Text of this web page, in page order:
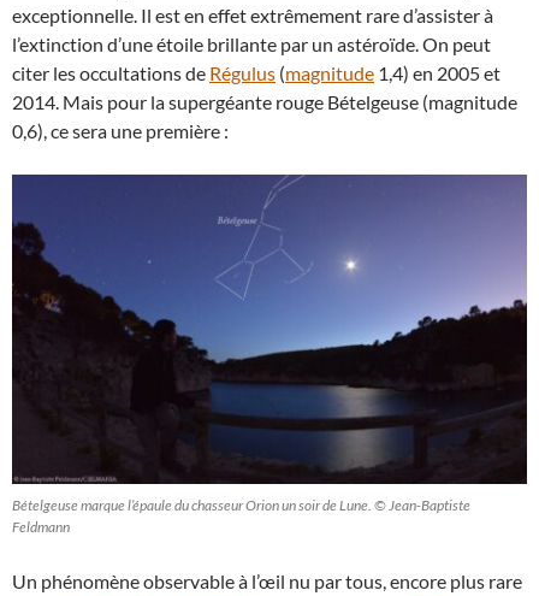
exceptionnelle. Il est en effet extrêmement rare d’assister à
l’extinction d’une étoile brillante par un astéroïde. On peut
citer les occultations de Régulus (magnitude 1,4) en 2005 et
2014. Mais pour la supergéante rouge Bételgeuse (magnitude
0,6), ce sera une première :
Bételgeuse marque l’épaule du chasseur Orion un soir de Lune. © Jean-Baptiste
Feldmann
Un phénomène observable à l’œil nu par tous, encore plus rare